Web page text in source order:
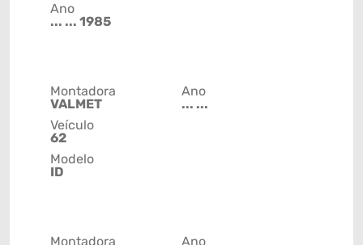
Ano
... ... 1985
Montadora
VALMET
Veículo
62
Modelo
ID
Ano
... ...
Montadora Ano